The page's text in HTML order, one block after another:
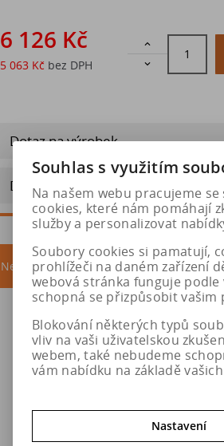
6 126 Kč
5 063 Kč bez DPH


Dotaz na výrobek
Doporučit výrobek
Nejprodávanější akce
Akce
Souhlas s využitím
Na našem webu pracujeme
cookies, které nám pomáhají
služby a personalizovat
Soubory cookies si pamatují,
prohlížeči na daném zařízení
webová stránka funguje podle
schopná se přizpůsobit vašim
Blokování některých typů
vliv na vaši uživatelskou
webem, také nebudeme
vám nabídku na základě
Nastavení